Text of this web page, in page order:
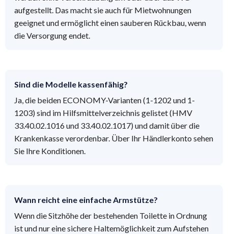
aufgestellt. Das macht sie auch für Mietwohnungen
geeignet und ermöglicht einen sauberen Rückbau, wenn
die Versorgung endet.
Sind die Modelle kassenfähig?
Ja, die beiden ECONOMY-Varianten (1-1202 und 1-
1203) sind im Hilfsmittelverzeichnis gelistet (HMV
33.40.02.1016 und 33.40.02.1017) und damit über die
Krankenkasse verordenbar. Über Ihr Händlerkonto sehen
Sie Ihre Konditionen.
Wann reicht eine einfache Armstütze?
Wenn die Sitzhöhe der bestehenden Toilette in Ordnung
ist und nur eine sichere Haltemöglichkeit zum Aufstehen